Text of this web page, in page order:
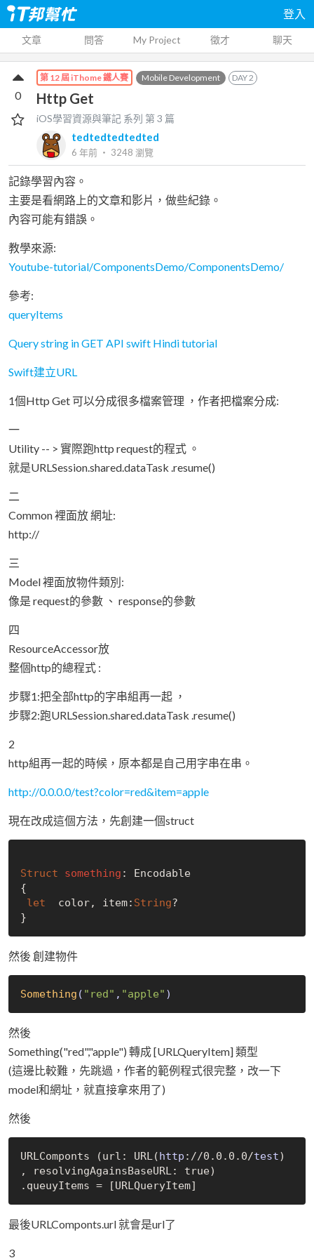
登入
文章 問答 My Project 徵才 聊天
第 12 屆 iThome 鐵人賽 Mobile Development DAY2
Http Get
iOS學習資源與筆記 系列 第3 篇
tedtedtedtedted
6 年前 ‧ 3248 瀏覽
0
記錄學習內容。
主要是看網路上的文章和影片，做些紀錄。
內容可能有錯誤。
教學來源:
Youtube-tutorial/ComponentsDemo/ComponentsDemo/
參考:
queryItems
Query string in GET API swift Hindi tutorial
Swift建立URL
1個Http Get 可以分成很多檔案管理 ，作者把檔案分成:
一
Utility -- > 實際跑http request的程式 。
就是URLSession.shared.dataTask .resume()
二
Common 裡面放 網址:
http://
三
Model 裡面放物件類別:
像是 request的參數 、 response的參數
四
ResourceAccessor放
整個http的總程式 :
步驟1:把全部http的字串組再一起 ，
步驟2:跑URLSession.shared.dataTask .resume()
2
http組再一起的時候，原本都是自己用字串在串。
http://0.0.0.0/test?color=red&item=apple
現在改成這個方法，先創建一個struct
Struct something : Encodable
{
let
  color, item:
String?
然後 創建物件
Something ( "red" , "apple" )
然後
Something("red","apple") 轉成 [URLQueryItem] 類型
(這邊比較難，先跳過，作者的範例程式很完整，改一下
model和網址，就直接拿來用了)
然後
URLComponts (url: URL(http : //0.0.0.0/test)
, resolvingAgainsBaseURL: true)
.queuyItems =
[URLQueryItem]
最後URLComponts.url 就會是url了
3